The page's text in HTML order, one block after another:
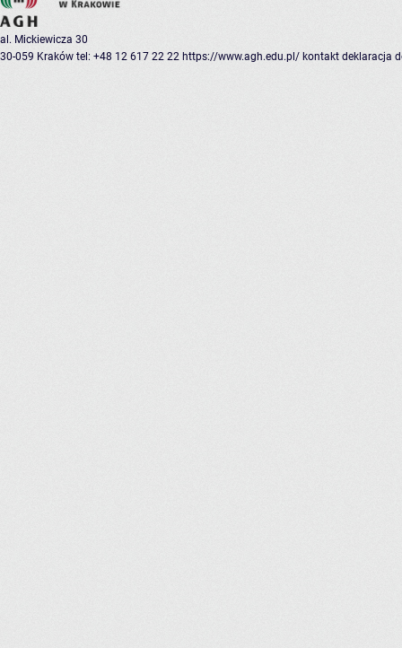
al. Mickiewicza 30
30-059 Kraków tel: +48 12 617 22 22 https://www.agh.edu.pl/ kontakt deklaracja